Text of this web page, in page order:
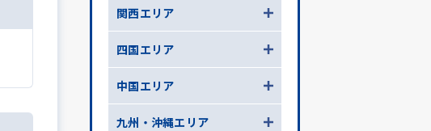
関西エリア
四国エリア
中国エリア
九州・沖縄エリア